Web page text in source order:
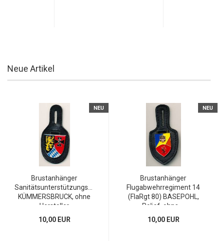
Neue Artikel
NEU
Brustanhänger
Sanitätsunterstützungszentrum
KÜMMERSBRUCK, ohne
Hersteller
10,00 EUR
NEU
Brustanhänger
Flugabwehrregiment 14
(FlaRgt 80) BASEPOHL,
Relief, ohne ...
10,00 EUR